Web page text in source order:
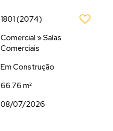
1801 (2074)
Comercial »Salas
Comerciais
Em Construção
66.76 m²
08/07/2026